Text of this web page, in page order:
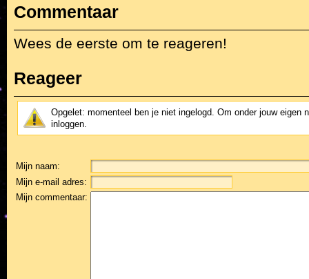
Commentaar
Wees de eerste om te reageren!
Reageer
Opgelet: momenteel ben je niet ingelogd. Om onder jouw eigen
inloggen.
Mijn naam:
Mijn e-mail adres:
Mijn commentaar: